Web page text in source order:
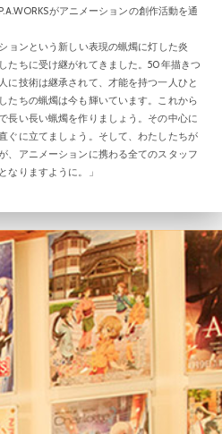
がアニメーションの創作活動を通
ョンという新しい表現の蝋燭に灯した炎
たちに受け継がれてきました。50年描きつ
に技術は継承されて、才能を持つ一人ひと
たちの蝋燭は今も輝いています。これから
長い長い蝋燭を作りましょう。その中心に
ぐに立てましょう。そして、わたしたちが
、アニメーションに携わる全てのスタッフ
なりますように。」